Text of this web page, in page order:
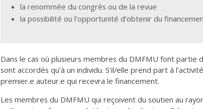
la renommée du congrès ou de la revue
la possibilité ou l’opportunité d’obtenir du
Dans le cas où plusieurs membres du DMFMU font partie
sont accordés qu’à un individu. S’il/elle prend part à
premier.e auteur.e qui recevra le financement.
Les membres du DMFMU qui reçoivent du soutien au